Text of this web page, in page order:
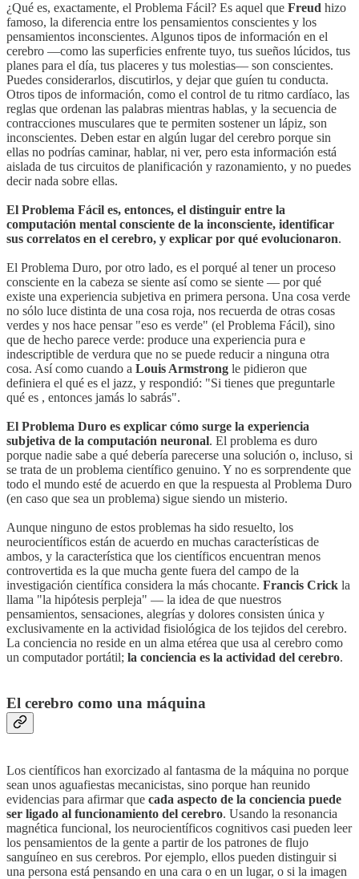
¿Qué es, exactamente, el Problema Fácil? Es aquel que Freud hizo
famoso, la diferencia entre los pensamientos conscientes y los
pensamientos inconscientes. Algunos tipos de información en el
cerebro —como las superficies enfrente tuyo, tus sueños lúcidos, tus
planes para el día, tus placeres y tus molestias— son conscientes.
Puedes considerarlos, discutirlos, y dejar que guíen tu conducta.
Otros tipos de información, como el control de tu ritmo cardíaco, las
reglas que ordenan las palabras mientras hablas, y la secuencia de
contracciones musculares que te permiten sostener un lápiz, son
inconscientes. Deben estar en algún lugar del cerebro porque sin
ellas no podrías caminar, hablar, ni ver, pero esta información está
aislada de tus circuitos de planificación y razonamiento, y no puedes
decir nada sobre ellas.
El Problema Fácil es, entonces, el distinguir entre la
computación mental consciente de la inconsciente, identificar
sus correlatos en el cerebro, y explicar por qué evolucionaron.
El Problema Duro, por otro lado, es el porqué al tener un proceso
consciente en la cabeza se siente así como se siente — por qué
existe una experiencia subjetiva en primera persona. Una cosa verde
no sólo luce distinta de una cosa roja, nos recuerda de otras cosas
verdes y nos hace pensar "eso es verde" (el Problema Fácil), sino
que de hecho parece verde: produce una experiencia pura e
indescriptible de verdura que no se puede reducir a ninguna otra
cosa. Así como cuando a Louis Armstrong le pidieron que
definiera el qué es el jazz, y respondió: "Si tienes que preguntarle
qué es , entonces jamás lo sabrás".
El Problema Duro es explicar cómo surge la experiencia
subjetiva de la computación neuronal. El problema es duro
porque nadie sabe a qué debería parecerse una solución o, incluso, si
se trata de un problema científico genuino. Y no es sorprendente que
todo el mundo esté de acuerdo en que la respuesta al Problema Duro
(en caso que sea un problema) sigue siendo un misterio.
Aunque ninguno de estos problemas ha sido resuelto, los
neurocientíficos están de acuerdo en muchas características de
ambos, y la característica que los científicos encuentran menos
controvertida es la que mucha gente fuera del campo de la
investigación científica considera la más chocante. Francis Crick la
llama "la hipótesis perpleja" — la idea de que nuestros
pensamientos, sensaciones, alegrías y dolores consisten única y
exclusivamente en la actividad fisiológica de los tejidos del cerebro.
La conciencia no reside en un alma etérea que usa al cerebro como
un computador portátil; la conciencia es la actividad del cerebro.
El cerebro como una máquina
Los científicos han exorcizado al fantasma de la máquina no porque
sean unos aguafiestas mecanicistas, sino porque han reunido
evidencias para afirmar que cada aspecto de la conciencia puede
ser ligado al funcionamiento del cerebro. Usando la resonancia
magnética funcional, los neurocientíficos cognitivos casi pueden leer
los pensamientos de la gente a partir de los patrones de flujo
sanguíneo en sus cerebros. Por ejemplo, ellos pueden distinguir si
una persona está pensando en una cara o en un lugar, o si la imagen